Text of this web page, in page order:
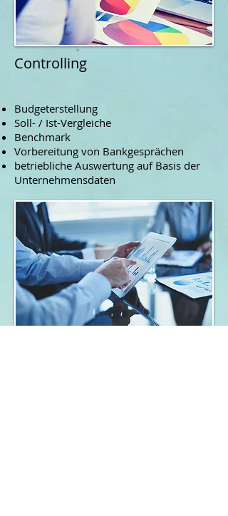
Controlling
Budgeterstellung
Soll- / Ist-Vergleiche
Benchmark
Vorbereitung von Bankgesprächen
betriebliche Auswertung auf Basis der
Unternehmensdaten